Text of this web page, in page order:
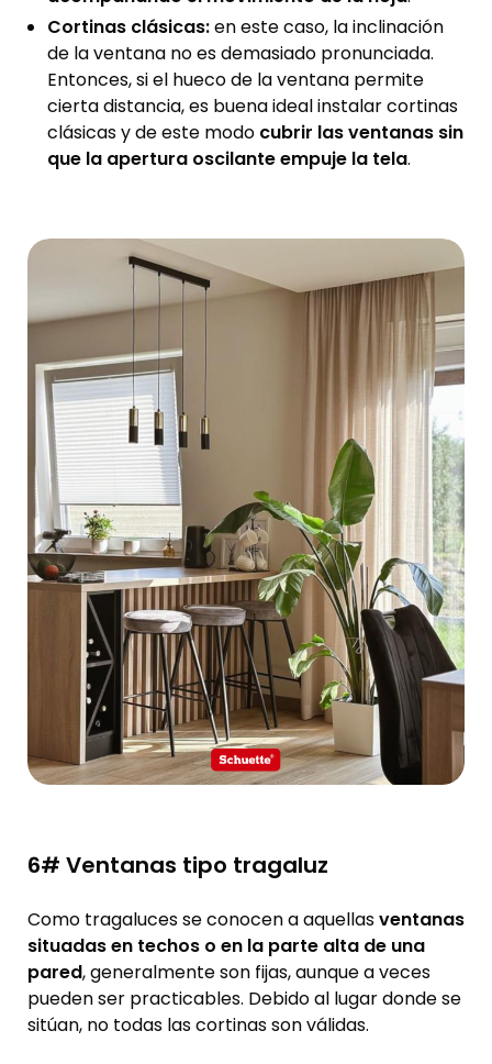
Cortinas clásicas:en este caso, la inclinación
de la ventana no es demasiado pronunciada.
Entonces, si el hueco de la ventana permite
cierta distancia, es buena ideal instalar cortinas
clásicas y de este modo cubrir las ventanas sin
que la apertura oscilante empuje la tela.
6# Ventanas tipo tragaluz
Como tragaluces se conocen a aquellasventanas
situadas en techos o en la parte alta de una
pared, generalmente son fijas, aunque a veces
pueden ser practicables. Debido al lugar donde se
sitúan, no todas las cortinas son válidas.